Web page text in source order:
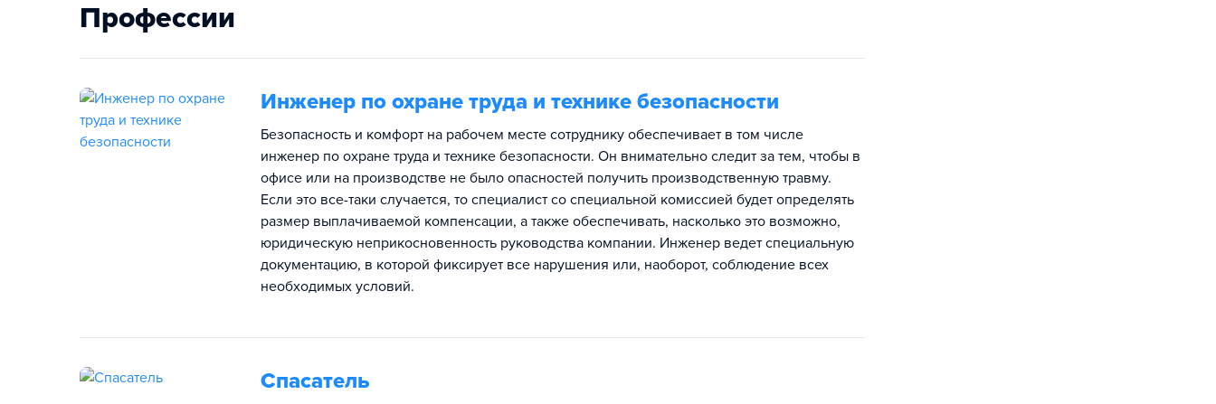
Профессии
Инженер по охране труда и технике безопасности
Безопасность и комфорт на рабочем месте сотруднику обеспечивает в том числе
инженер по охране труда и технике безопасности. Он внимательно следит за тем, чтобы в
офисе или на производстве не было опасностей получить производственную травму.
Если это все-таки случается, то специалист со специальной комиссией будет определять
размер выплачиваемой компенсации, а также обеспечивать, насколько это возможно,
юридическую неприкосновенность руководства компании. Инженер ведет специальную
документацию, в которой фиксирует все нарушения или, наоборот, соблюдение всех
необходимых условий.
Спасатель